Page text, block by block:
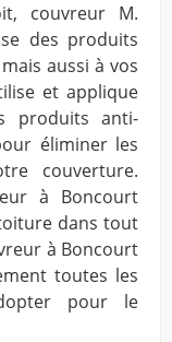
couvreur M.
des produits
aussi à vos
et applique
produits anti-
éliminer les
couverture.
à Boncourt
dans tout
à Boncourt
toutes les
pour le